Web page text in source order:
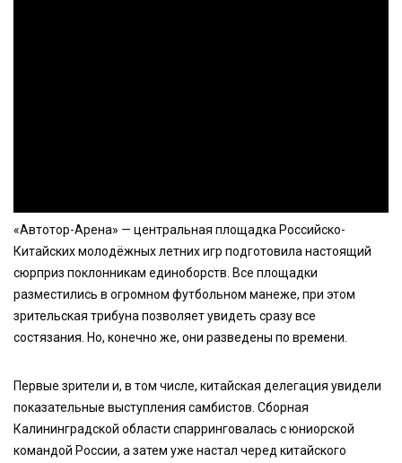
«Автотор-Арена» — центральная площадка Российско-
Китайских молодёжных летних игр подготовила настоящий
сюрприз поклонникам единоборств. Все площадки
разместились в огромном футбольном манеже, при этом
зрительская трибуна позволяет увидеть сразу все
состязания. Но, конечно же, они разведены по времени.
Первые зрители и, в том числе, китайская делегация увидели
показательные выступления самбистов. Сборная
Калининградской области спарринговалась с юниорской
командой России, а затем уже настал черед китайского